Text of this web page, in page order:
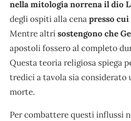
nella mitologia norrena il dio
degli ospiti alla cenapresso
Mentre altrisostengono che
apostoli fossero al completo
Questa teoria religiosa spiega
tredici a tavola sia considerato
morte.
Per combattere questi influssi